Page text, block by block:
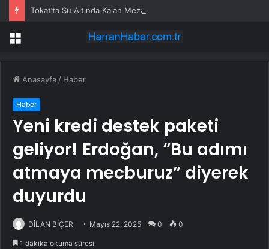
Tokat’ta Su Altında Kalan Mezarlık ve Araziler
Menü
Anasayfa / Haber
Haber
Yeni kredi destek paketi
geliyor! Erdoğan, “Bu adımı
atmaya mecburuz” diyerek
duyurdu
DİLAN BİÇER Mayıs 22, 2025 0 0
1 dakika okuma süresi